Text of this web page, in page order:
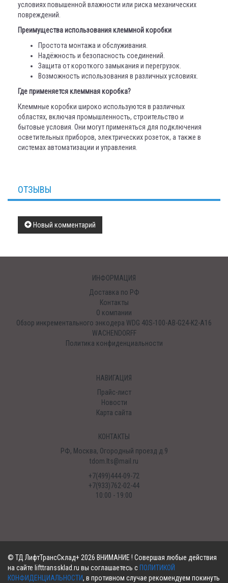
условиях повышенной влажности или риска механических
повреждений.
Преимущества использования клеммной коробки
Простота монтажа и обслуживания.
Надёжность и безопасность соединений.
Защита от короткого замыкания и перегрузок.
Возможность использования в различных условиях.
Где применяется клеммная коробка?
Клеммные коробки широко используются в различных
областях, включая промышленность, строительство и
бытовые условия. Они могут применяться для подключения
осветительных приборов, электрических розеток, а также в
системах автоматизации и управления.
ОТЗЫВЫ
Новый комментарий
ИНФОРМАЦИЯ
Доставка по РФ
Контакты
О компании
Обзор инкрементального энкодера WDG 40S-100-AB-G24-K2-A16
WACHENDORFF
Политика конфиденциальности
НАВИГАЦИЯ
Прайс-лист
Новости
Карта сайта
КОНТАКТЫ
РФ, Москва, Огородный проезд д.9
tdom.lts@mail.ru
+7(499)444-09-72
+7(933)762-02-44
10:00 - 19:00
© ТД ЛифтТрансСклад+ 2026 ВНИМАНИЕ ! Совершая любые действия
на сайте lifttranssklad.ru вы соглашаетесь с ПОЛИТИКОЙ
КОНФИДЕНЦИАЛЬНОСТИ, в противном случае рекомендуем покинуть